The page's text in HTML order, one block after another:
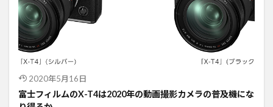
2020年5月16日
富士フィルムのX-T4は2020年の動画撮影カメラの普及機にな